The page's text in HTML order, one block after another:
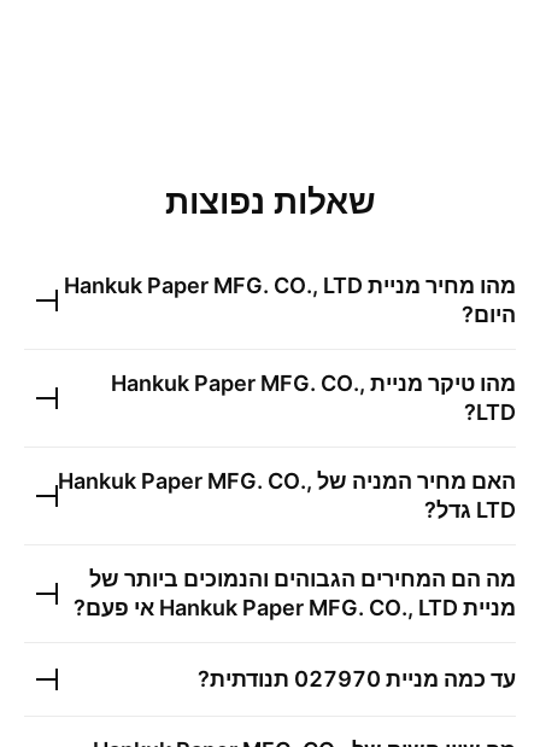
שאלות נפוצות
מהו מחיר מניית Hankuk Paper MFG. CO., LTD
היום?
מהו טיקר מניית Hankuk Paper MFG. CO.,
LTD
?
האם מחיר המניה של Hankuk Paper MFG. CO.,
LTD גדל?
מה הם המחירים הגבוהים והנמוכים ביותר של
מניית Hankuk Paper MFG. CO., LTD אי פעם?
עד כמה מניית 027970 תנודתית?